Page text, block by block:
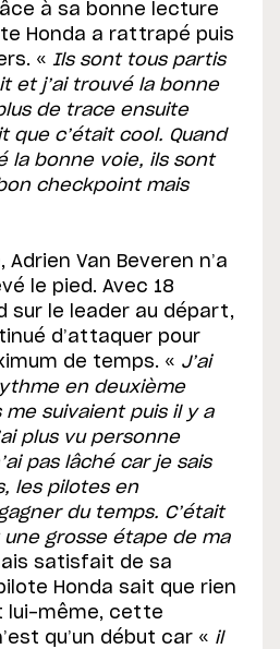
à sa bonne lecture
Honda a rattrapé puis
« Ils sont tous partis
et j’ai trouvé la bonne
de trace ensuite
que c’était cool. Quand
la bonne voie, ils sont
checkpoint mais
Adrien Van Beveren n’a
le pied. Avec 18
sur le leader au départ,
d’attaquer pour
de temps. « J’ai
en deuxième
suivaient puis il y a
plus vu personne
pas lâché car je sais
les pilotes en
du temps. C’était
une grosse étape de ma
satisfait de sa
Honda sait que rien
lui-même, cette
qu’un début car « il